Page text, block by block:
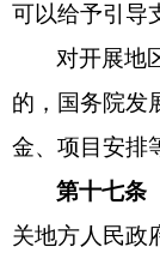
可以给予引导
对开展地
的，国务院发
金、项目安排
第十七条
关地方人民政